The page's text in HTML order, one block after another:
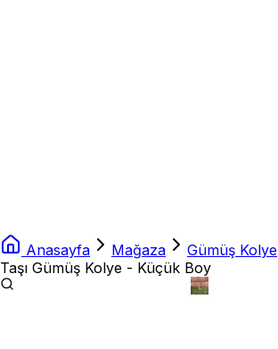
Anasayfa Mağaza Gümüş Kolye
Taşı Gümüş Kolye - Küçük Boy